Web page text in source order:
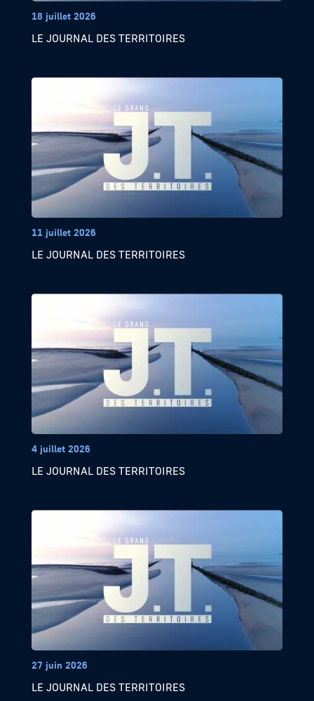
18 juillet 2026
LE JOURNAL DES TERRITOIRES
11 juillet 2026
LE JOURNAL DES TERRITOIRES
4 juillet 2026
LE JOURNAL DES TERRITOIRES
27 juin 2026
LE JOURNAL DES TERRITOIRES